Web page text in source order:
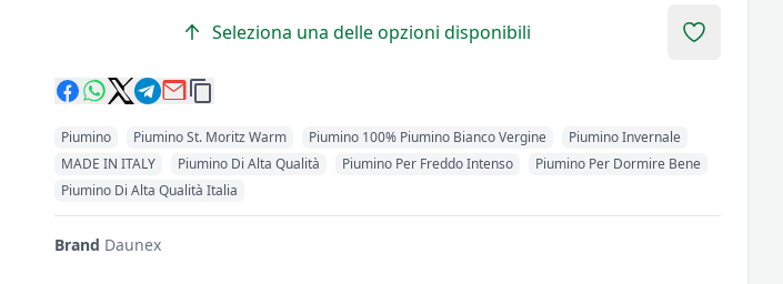
Seleziona una delle opzioni disponibili Add to
Piumino Piumino St. Moritz Warm Piumino 100% Piumino Bianco Vergine
Piumino Invernale
MADE IN ITALY
Piumino Di Alta Qualità Piumino Per Freddo Intenso
Piumino Per Dormire Bene
Piumino Di Alta Qualità Italia
Brand Daunex